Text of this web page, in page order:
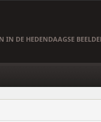
IN DE HEDENDAAGSE